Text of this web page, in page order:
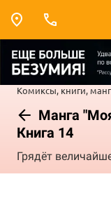
Комиксы, книги,
Манга
Книга 14
Грядёт